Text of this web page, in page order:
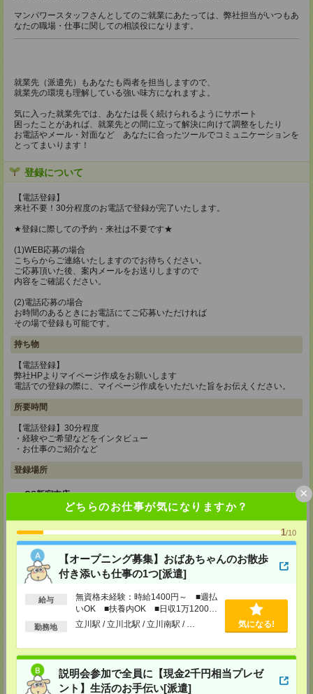
どちらのお仕事が気になりますか？
1/10
【オープニング募集】おばあちゃんのお散歩
付き添いも仕事の1つ[派遣]
給与
無資格未経験：時給1400円～ ■週払
いOK ■扶養内OK ■日収1万1200円
以上
勤務地 立川駅 / 立川北駅 / 立川南駅 / … 気になる!
説明会参加で全員に【現金2千円相当プレゼ
ント】生活のお手伝い[派遣]
×
マンパワースタッフさんとしてのご就業にあたっては、弊社担当がいつもあ
なたの職場・仕事に関しての相談役になります。
就業先（派遣先）もあなたも両者を担当しますので、
就業先の環境も理解している強い味方になれますよ。
気に入った就業先では、あなたは長く続けられるようにサポート
困ったことがあれば、就業先との間に立って解決に向けて調整をしたり
お電話やメール・対面など あなたに合ったツールでコミュニケーションを
とってまいります！
登録について
【電話登録】
来社不要！30分程度のお電話で登録が完了いたします。
★登録に際しての予約・来社は不要です★
(1)WEB応募の場合
こちらからご連絡いたしますのでお待ちください。
ご応募頂いた後、案内メールをお送りしますので
内容をご確認ください。
(2)電話応募の場合
お時間のあるときにお電話にてご応募いただければ
その場で登録も可能です。
持ち物
【電話登録】
弊社HPよりマイページ作成をお願いします
電話での登録の際に、マイページ作成をいただいた旨をお伝えください。
所要時間
【電話登録】30分程度
・経験やご希望などをインタビュー
・お仕事のご紹介など
登録場所
CS新宿支店
東京都新宿区西新宿 1-6-1 新宿エルタワー 17F
TEL：0120-659-458
MAIL：CS_SHINJUKU@manpowergroup.jp
担当：採用担当
CS立川支店
〒190-0012
東京都立川市曙町2-34-7 ファーレイーストビル 8F
TEL：0120-659-460
担当：採用担当
CS横浜支店
〒220-8136
神奈川県横浜市西区みなとみらい 2-2-1 横浜ランドマークタワー36F
TEL：0120-659-459